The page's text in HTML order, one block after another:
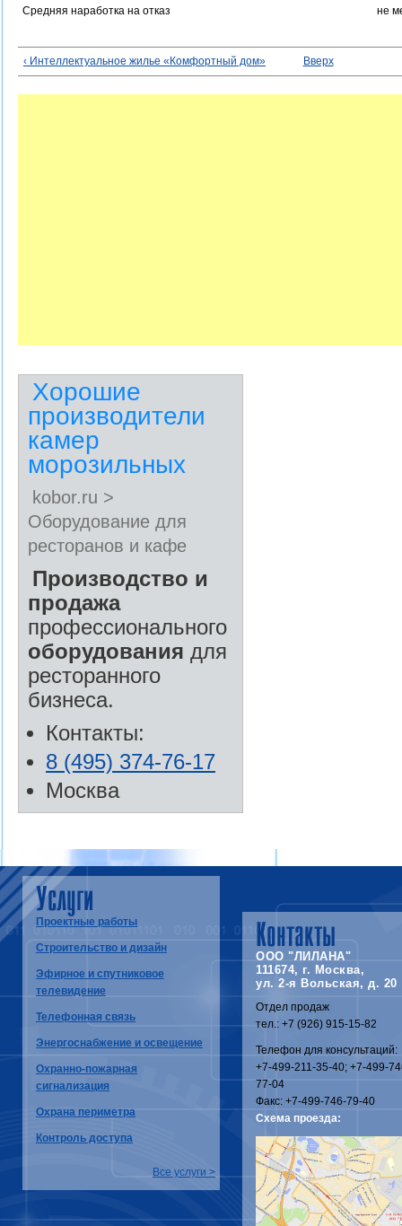
Средняя наработка на отказ не
‹ Интеллектуальное жилье «Комфортный дом» Вверх
Хорошие
производители
камер
морозильных
kobor.ru >
Оборудование для
ресторанов и кафе
Производство и
продажа
профессионального
оборудования для
ресторанного
бизнеса.
Контакты:
8 (495) 374-76-17
Москва
Услуги
Проектные работы
Строительство и дизайн
Эфирное и спутниковое
телевидение
Телефонная связь
Энергоснабжение и освещение
Охранно-пожарная
сигнализация
Охрана периметра
Контроль доступа
Все услуги >
Контакты
ООО "ЛИЛАНА"
111674, г. Москва,
ул. 2-я Вольская, д. 20
Отдел продаж
тел.: +7 (926) 915-15-82
Телефон для консультаций:
+7-499-211-35-40; +7-499-
77-04
Факс: +7-499-746-79-40
Схема проезда: